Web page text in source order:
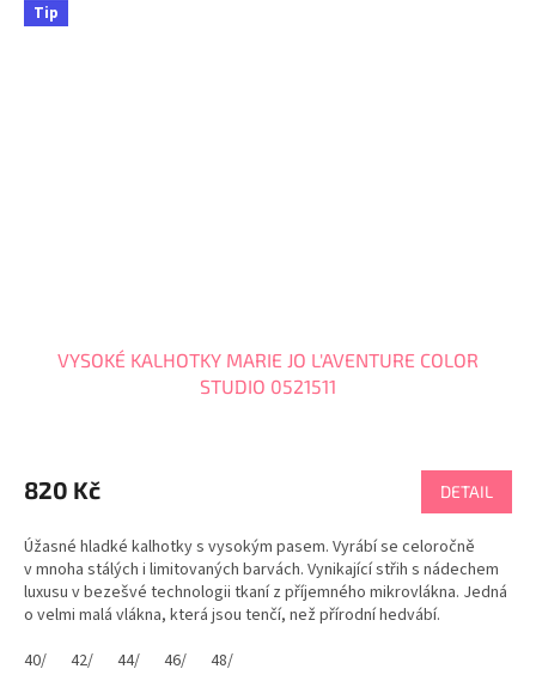
Tip
VYSOKÉ KALHOTKY MARIE JO L'AVENTURE COLOR
STUDIO 0521511
820 Kč DETAIL
Úžasné hladké kalhotky s vysokým pasem. Vyrábí se celoročně
v mnoha stálých i limitovaných barvách. Vynikající střih s nádechem
luxusu v bezešvé technologii tkaní z příjemného mikrovlákna. Jedná
o velmi malá vlákna, která jsou tenčí, než přírodní hedvábí.
40/
42/ 44/ 46/ 48/